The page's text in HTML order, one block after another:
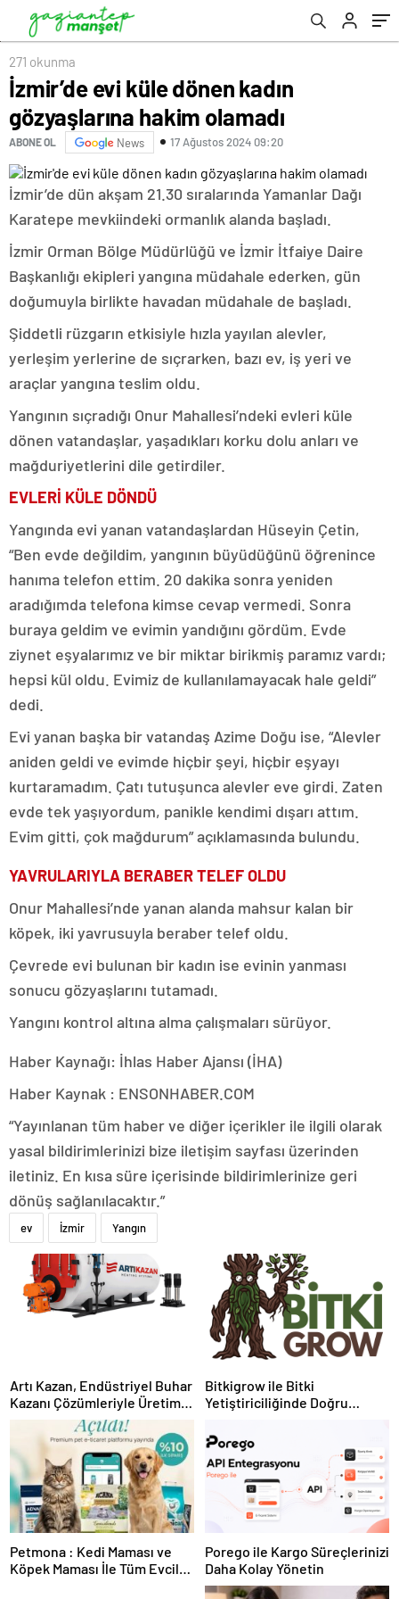
271 okunma
İzmir’de evi küle dönen kadın
gözyaşlarına hakim olamadı
ABONE OL News 17 Ağustos 2024 09:20
İzmir’de dün akşam 21.30 sıralarında Yamanlar Dağı
Karatepe mevkiindeki ormanlık alanda başladı.
İzmir Orman Bölge Müdürlüğü ve İzmir İtfaiye Daire
Başkanlığı ekipleri yangına müdahale ederken, gün
doğumuyla birlikte havadan müdahale de başladı.
Şiddetli rüzgarın etkisiyle hızla yayılan alevler,
yerleşim yerlerine de sıçrarken, bazı ev, iş yeri ve
araçlar yangına teslim oldu.
Yangının sıçradığı Onur Mahallesi’ndeki evleri küle
dönen vatandaşlar, yaşadıkları korku dolu anları ve
mağduriyetlerini dile getirdiler.
EVLERİ KÜLE DÖNDÜ
Yangında evi yanan vatandaşlardan Hüseyin Çetin,
“Ben evde değildim, yangının büyüdüğünü öğrenince
hanıma telefon ettim. 20 dakika sonra yeniden
aradığımda telefona kimse cevap vermedi. Sonra
buraya geldim ve evimin yandığını gördüm. Evde
ziynet eşyalarımız ve bir miktar birikmiş paramız vardı;
hepsi kül oldu. Evimiz de kullanılamayacak hale geldi”
dedi.
Evi yanan başka bir vatandaş Azime Doğu ise, “Alevler
aniden geldi ve evimde hiçbir şeyi, hiçbir eşyayı
kurtaramadım. Çatı tutuşunca alevler eve girdi. Zaten
evde tek yaşıyordum, panikle kendimi dışarı attım.
Evim gitti, çok mağdurum” açıklamasında bulundu.
YAVRULARIYLA BERABER TELEF OLDU
Onur Mahallesi’nde yanan alanda mahsur kalan bir
köpek, iki yavrusuyla beraber telef oldu.
Çevrede evi bulunan bir kadın ise evinin yanması
sonucu gözyaşlarını tutamadı.
Yangını kontrol altına alma çalışmaları sürüyor.
Haber Kaynağı: İhlas Haber Ajansı (İHA)
Haber Kaynak : ENSONHABER.COM
“Yayınlanan tüm haber ve diğer içerikler ile ilgili olarak
yasal bildirimlerinizi bize iletişim sayfası üzerinden
iletiniz. En kısa süre içerisinde bildirimlerinize geri
dönüş sağlanılacaktır.”
ev İzmir Yangın
Artı Kazan, Endüstriyel Buhar
Kazanı Çözümleriyle Üretim
Tesislerine Verimli Sistemler
Sunuyor
Bitkigrow ile Bitki
Yetiştiriciliğinde Doğru
Petmona : Kedi Maması ve
Köpek Maması İle Tüm Evcil
Porego ile Kargo Süreçlerinizi
Daha Kolay Yönetin